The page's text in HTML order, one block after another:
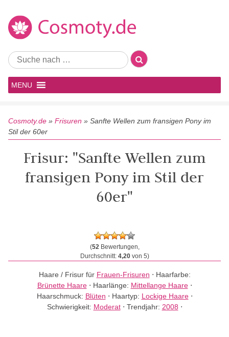
MENU
Cosmoty.de » Frisuren » Sanfte Wellen zum fransigen Pony im
Stil der 60er
Frisur: "Sanfte Wellen zum
fransigen Pony im Stil der
60er"
(52Bewertungen,
Durchschnitt: 4,20von 5)
Haare / Frisur für Frauen-Frisuren ⋅ Haarfarbe:
Brünette Haare⋅ Haarlänge: Mittellange Haare⋅
Haarschmuck: Blüten ⋅ Haartyp: Lockige Haare⋅
Schwierigkeit: Moderat⋅ Trendjahr: 2008 ⋅